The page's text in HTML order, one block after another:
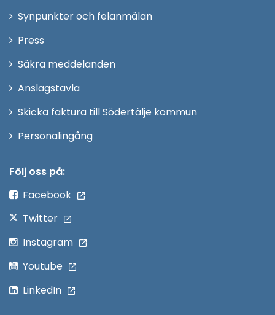
Synpunkter och felanmälan
Press
fönster
Säkra meddelanden
Anslagstavla
Skicka faktura till Södertälje kommun
PersonalingångÖppna
Följ oss på:
Facebook
Twitter
Instagram
Youtube
LinkedIn